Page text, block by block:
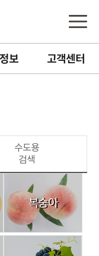
보 고객센터
수도용
검색
복숭아